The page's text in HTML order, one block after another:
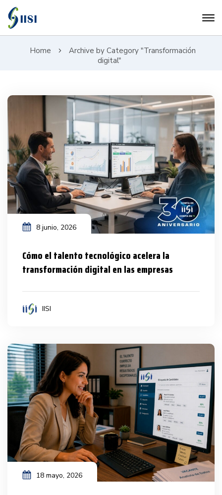
Home
Archive by Category "Transformación
digital"
8 junio, 2026
Cómo el talento tecnológico acelera la
transformación digital en las empresas
IISI
18 mayo, 2026